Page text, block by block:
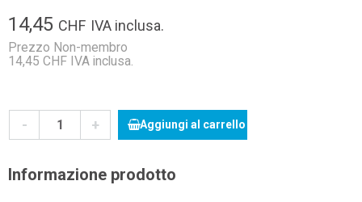
14,45 CHF IVA inclusa.
Prezzo Non-membro
14,45 CHF IVA inclusa.
- + Aggiungi al carrello
Informazione prodotto